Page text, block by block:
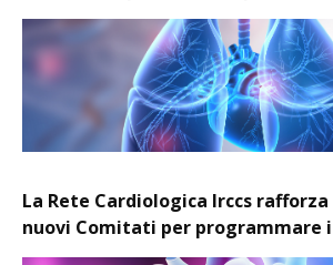
La Rete Cardiologica Irccs
nuovi Comitati per programmare